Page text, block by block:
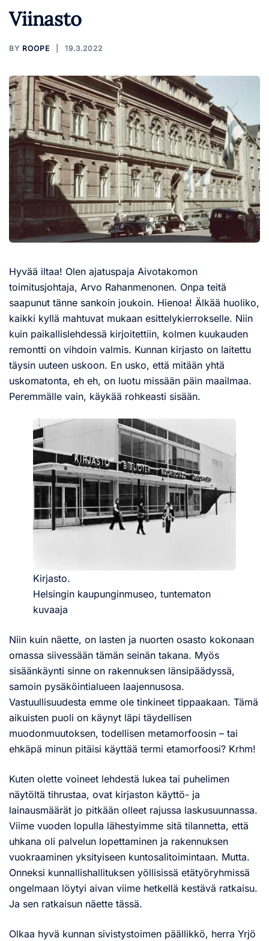
Viinasto
BY ROOPE 19.3.2022
Hyvää iltaa! Olen ajatuspaja Aivotakomon
toimitusjohtaja, Arvo Rahanmenonen. Onpa teitä
saapunut tänne sankoin joukoin. Hienoa! Älkää huoliko,
kaikki kyllä mahtuvat mukaan esittelykierrokselle. Niin
kuin paikallislehdessä kirjoitettiin, kolmen kuukauden
remontti on vihdoin valmis. Kunnan kirjasto on laitettu
täysin uuteen uskoon. En usko, että mitään yhtä
uskomatonta, eh eh, on luotu missään päin maailmaa.
Peremmälle vain, käykää rohkeasti sisään.
Kirjasto.
Helsingin kaupunginmuseo, tuntematon
kuvaaja
Niin kuin näette, on lasten ja nuorten osasto kokonaan
omassa siivessään tämän seinän takana. Myös
sisäänkäynti sinne on rakennuksen länsipäädyssä,
samoin pysäköintialueen laajennusosa.
Vastuullisuudesta emme ole tinkineet tippaakaan. Tämä
aikuisten puoli on käynyt läpi täydellisen
muodonmuutoksen, todellisen metamorfoosin – tai
ehkäpä minun pitäisi käyttää termi etamorfoosi? Krhm!
Kuten olette voineet lehdestä lukea tai puhelimen
näytöltä tihrustaa, ovat kirjaston käyttö- ja
lainausmäärät jo pitkään olleet rajussa laskusuunnassa.
Viime vuoden lopulla lähestyimme sitä tilannetta, että
uhkana oli palvelun lopettaminen ja rakennuksen
vuokraaminen yksityiseen kuntosalitoimintaan. Mutta.
Onneksi kunnallishallituksen yöllisissä etätyöryhmissä
ongelmaan löytyi aivan viime hetkellä kestävä ratkaisu.
Ja sen ratkaisun näette tässä.
Olkaa hyvä kunnan sivistystoimen päällikkö, herra Yrjö